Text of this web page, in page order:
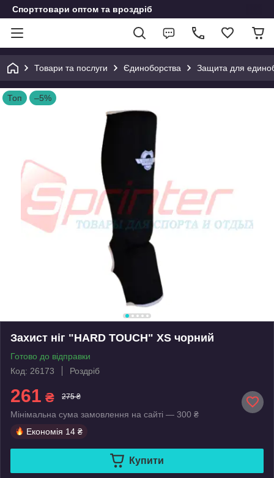
Спорттовари оптом та вроздріб
Товари та послуги Єдиноборства Защита для
Топ –5%
Захист ніг "HARD TOUCH" XS чорний
Готово до відправки
Код: 26173
Роздріб
261 ₴ 275 ₴
Мінімальна сума замовлення на сайті — 300 ₴
Економія 14 ₴
Купити